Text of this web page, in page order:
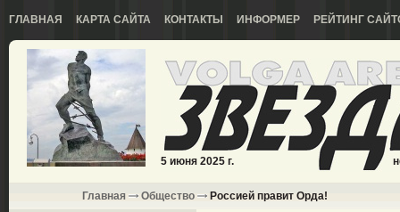
ГЛАВНАЯ КАРТА САЙТА КОНТАКТЫ ИНФОРМЕР РЕЙТИНГ
5 июня 2025 г.
Главная Общество Россией правит Орда!